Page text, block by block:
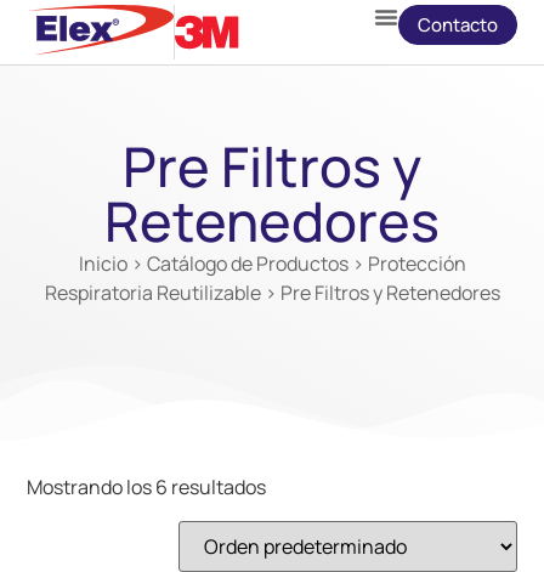
Contacto
Pre Filtros y
Retenedores
Inicio> Catálogo de Productos> Protección
Respiratoria Reutilizable> Pre Filtros y Retenedores
Mostrando los 6 resultados